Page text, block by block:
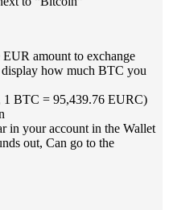
amount to exchange
how much BTC you
1 BTC = 95,439.76 EURC)
in your account in the Wallet
out, Can go to the